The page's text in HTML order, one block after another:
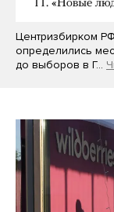
Центризбирком
определились
до выборов в Г…